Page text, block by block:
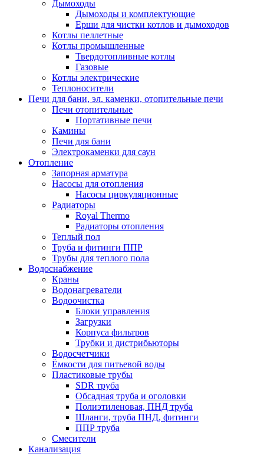
Дымоходы
Дымоходы и комплектующие
Ерши для чистки котлов и дымоходов
Котлы пеллетные
Котлы промышленные
Твердотопливные котлы
Газовые
Котлы электрические
Теплоносители
Печи для бани, эл. каменки, отопительные печи
Печи отопительные
Портативные печи
Камины
Печи для бани
Электрокаменки для саун
Отопление
Запорная арматура
Насосы для отопления
Насосы циркуляционные
Радиаторы
Royal Thermo
Радиаторы отопления
Теплый пол
Труба и фитинги ППР
Трубы для теплого пола
Водоснабжение
Краны
Водонагреватели
Водоочистка
Блоки управления
Загрузки
Корпуса фильтров
Трубки и дистрибьюторы
Водосчетчики
Ёмкости для питьевой воды
Пластиковые трубы
SDR труба
Обсадная труба и оголовки
Полиэтиленовая, ПНД труба
Шланги, труба ПНД, фитинги
ППР труба
Смесители
Канализация